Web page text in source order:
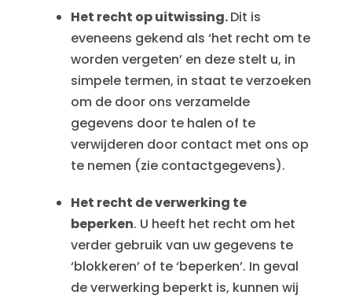
Het recht op uitwissing.Dit is
eveneens gekend als ‘het recht om te
worden vergeten’ en deze stelt u, in
simpele termen, in staat te verzoeken
om de door ons verzamelde
gegevens door te halen of te
verwijderen door contact met ons op
te nemen (zie contactgegevens).
Het recht de verwerking te
beperken. U heeft het recht om het
verder gebruik van uw gegevens te
‘blokkeren’ of te ‘beperken’. In geval
de verwerking beperkt is, kunnen wij